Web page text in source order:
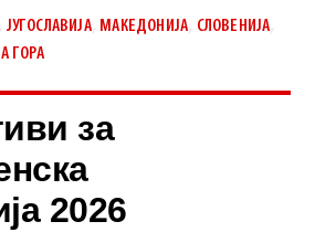
ЈУГОСЛАВИЈА, МАКЕДОНИЈА СЛОВЕНИЈА
ГОРА
за
2026